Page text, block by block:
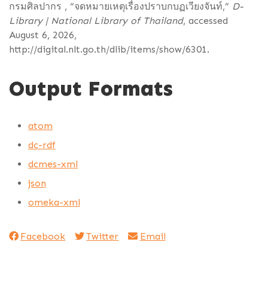
กรมศิลปากร , “จดหมายเหตุเรื่องปราบกบฏเวียงจันท์,” D-
Library | National Library of Thailand, accessed
August 6, 2026,
http://digital.nlt.go.th/dlib/items/show/6301.
Output Formats
atom
dc-rdf
dcmes-xml
json
omeka-xml
Facebook Twitter Email